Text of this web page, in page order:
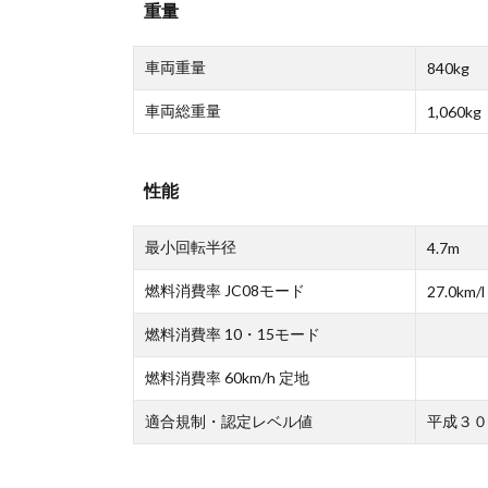
重量
車両重量 840kg
車両総重量 1,060kg
性能
最小回転半径 4.7m
燃料消費率 JC08モード 27.0km/l
燃料消費率 10・15モード
燃料消費率 60km/h 定地
適合規制・認定レベル値 平成３